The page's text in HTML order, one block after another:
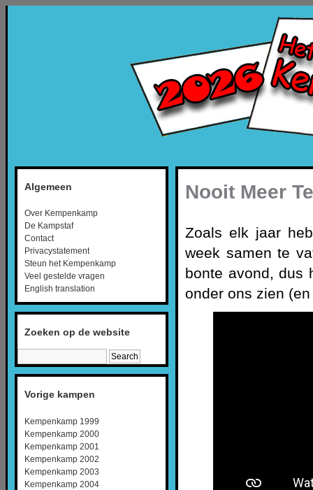
Algemeen
Over Kempenkamp
De Kampstaf
Contact
Privacystatement
Steun het Kempenkamp
Veel gestelde vragen
English translation
Zoeken op de website
Vorige kampen
Kempenkamp 1999
Kempenkamp 2000
Kempenkamp 2001
Kempenkamp 2002
Kempenkamp 2003
Kempenkamp 2004
Nooit Meer
Zoals elk jaar
week samen te
bonte avond, dus
onder ons zien